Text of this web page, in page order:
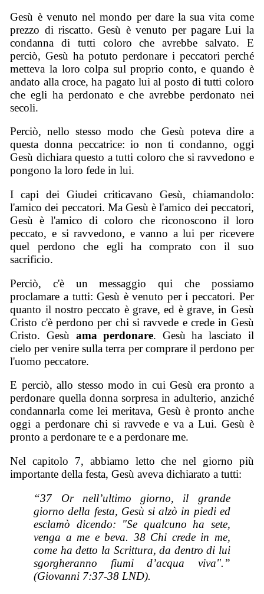
Gesù è venuto nel mondo per dare la sua vita come
prezzo di riscatto. Gesù è venuto per pagare Lui la
condanna di tutti coloro che avrebbe salvato. E
perciò, Gesù ha potuto perdonare i peccatori perché
metteva la loro colpa sul proprio conto, e quando è
andato alla croce, ha pagato lui al posto di tutti coloro
che egli ha perdonato e che avrebbe perdonato nei
secoli.
Perciò, nello stesso modo che Gesù poteva dire a
questa donna peccatrice: io non ti condanno, oggi
Gesù dichiara questo a tutti coloro che si ravvedono e
pongono la loro fede in lui.
I capi dei Giudei criticavano Gesù, chiamandolo:
l'amico dei peccatori. Ma Gesù è l'amico dei peccatori,
Gesù è l'amico di coloro che riconoscono il loro
peccato, e si ravvedono, e vanno a lui per ricevere
quel perdono che egli ha comprato con il suo
sacrificio.
Perciò, c'è un messaggio qui che possiamo
proclamare a tutti: Gesù è venuto per i peccatori. Per
quanto il nostro peccato è grave, ed è grave, in Gesù
Cristo c'è perdono per chi si ravvede e crede in Gesù
Cristo. Gesù ama perdonare. Gesù ha lasciato il
cielo per venire sulla terra per comprare il perdono per
l'uomo peccatore.
E perciò, allo stesso modo in cui Gesù era pronto a
perdonare quella donna sorpresa in adulterio, anziché
condannarla come lei meritava, Gesù è pronto anche
oggi a perdonare chi si ravvede e va a Lui. Gesù è
pronto a perdonare te e a perdonare me.
Nel capitolo 7, abbiamo letto che nel giorno più
importante della festa, Gesù aveva dichiarato a tutti:
“37 Or nell’ultimo giorno, il grande
giorno della festa, Gesù si alzò in piedi ed
esclamò dicendo: "Se qualcuno ha sete,
venga a me e beva. 38 Chi crede in me,
come ha detto la Scrittura, da dentro di lui
sgorgheranno fiumi d’acqua viva".”
(Giovanni 7:37-38 LND).